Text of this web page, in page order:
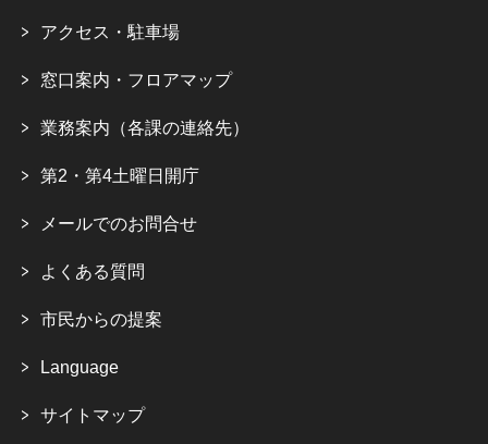
アクセス・駐車場
窓口案内・フロアマップ
業務案内（各課の連絡先）
第2・第4土曜日開庁
メールでのお問合せ
よくある質問
市民からの提案
Language
サイトマップ